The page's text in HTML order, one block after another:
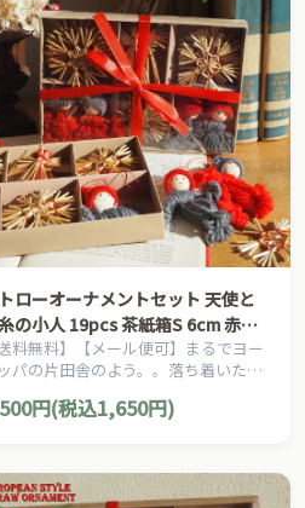
ローオーナメントセット 天使と
の小人 19pcs 茶紙箱S 6cm 赤糸
リスマス
送料無料】【メール便可】まるでヨー
パの片田舎のよう。。落ち着いた雰
・カントリー・スタイルのクリスマ
円(税込1,650円)